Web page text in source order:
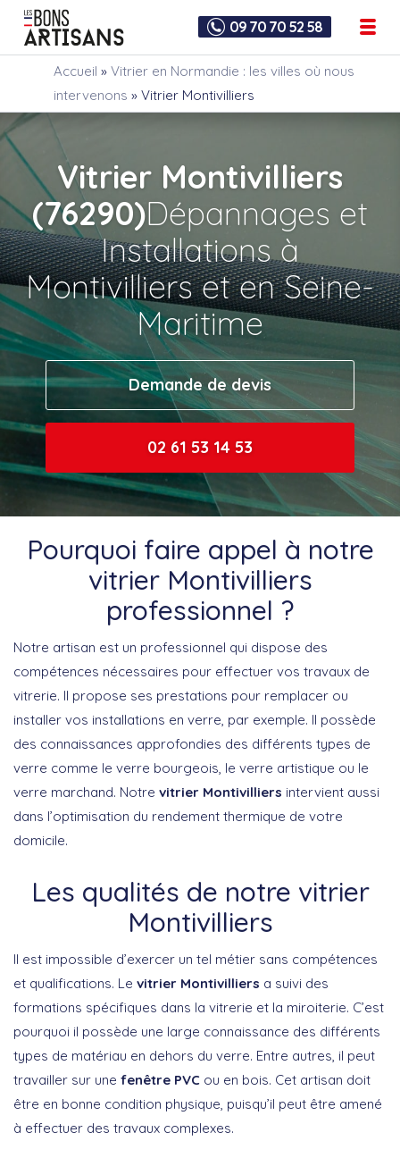
09 70 70 52 58
Accueil » Vitrier en Normandie : les villes où nous
intervenons » Vitrier Montivilliers
Vitrier Montivilliers
(76290)Dépannages et
Installations à
Montivilliers et en Seine-
Maritime
Demande de devis
02 61 53 14 53
Pourquoi faire appel à notre
vitrier Montivilliers
professionnel ?
Notre artisan est un professionnel qui dispose des
compétences nécessaires pour effectuer vos travaux de
vitrerie. Il propose ses prestations pour remplacer ou
installer vos installations en verre, par exemple. Il possède
des connaissances approfondies des différents types de
verre comme le verre bourgeois, le verre artistique ou le
verre marchand. Notre vitrier Montivilliers intervient aussi
dans l’optimisation du rendement thermique de votre
domicile.
Les qualités de notre vitrier
Montivilliers
Il est impossible d’exercer un tel métier sans compétences
et qualifications. Le vitrier Montivilliers a suivi des
formations spécifiques dans la vitrerie et la miroiterie. C’est
pourquoi il possède une large connaissance des différents
types de matériau en dehors du verre. Entre autres, il peut
travailler sur une fenêtre PVC ou en bois. Cet artisan doit
être en bonne condition physique, puisqu’il peut être amené
à effectuer des travaux complexes.